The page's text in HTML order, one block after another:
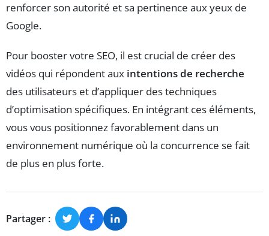
renforcer son autorité et sa pertinence aux yeux de
Google.
Pour booster votre SEO, il est crucial de créer des
vidéos qui répondent aux intentions de recherche
des utilisateurs et d’appliquer des techniques
d’optimisation spécifiques. En intégrant ces éléments,
vous vous positionnez favorablement dans un
environnement numérique où la concurrence se fait
de plus en plus forte.
Partager :